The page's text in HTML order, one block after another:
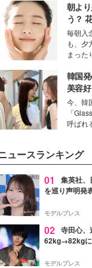
ニオン
デルの
談をお
ら、今
の感動
ーにつ
た。
朝よ
う？
ータ
ン（
の常
毎朝入
も、夕
まった
な美容
性を秘
プチ
技術
韓国
美容
「ヘ
今、韓
「
呼ばれ
して、
めて注
子。今
な髪を
ます。
ュースランキング
01
集英社、
を巡り声明発
モデルプレス
02 寺田心、
62kg→82kgに
「かっこいい
モデルプレス